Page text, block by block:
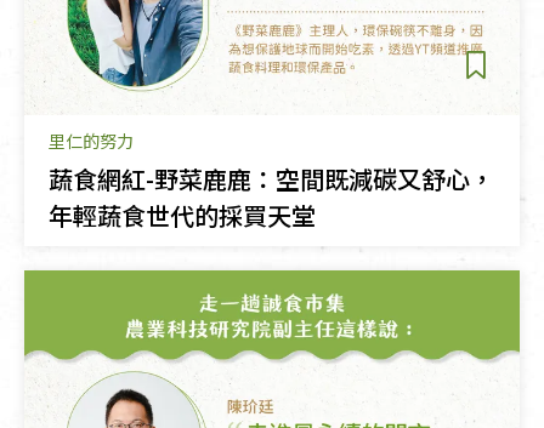
里仁的努力
蔬食網紅-野菜鹿鹿：空間既減碳又舒心，
年輕蔬食世代的採買天堂